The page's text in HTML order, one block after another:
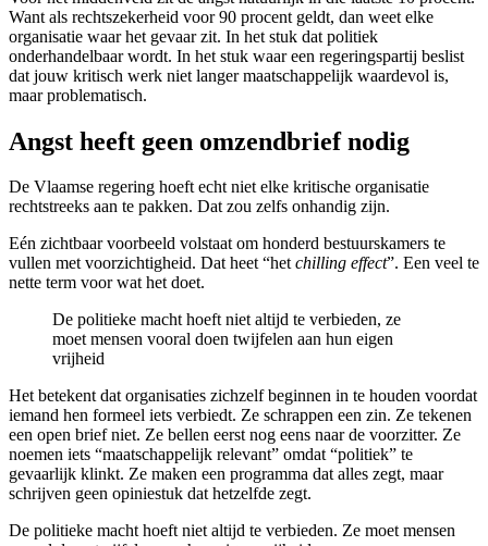
Want als rechtszekerheid voor 90 procent geldt, dan weet elke
organisatie waar het gevaar zit. In het stuk dat politiek
onderhandelbaar wordt. In het stuk waar een regeringspartij beslist
dat jouw kritisch werk niet langer maatschappelijk waardevol is,
maar problematisch.
Angst heeft geen omzendbrief nodig
De Vlaamse regering hoeft echt niet elke kritische organisatie
rechtstreeks aan te pakken. Dat zou zelfs onhandig zijn.
Eén zichtbaar voorbeeld volstaat om honderd bestuurskamers te
vullen met voorzichtigheid. Dat heet “hetchilling effect”. Een veel te
nette term voor wat het doet.
De politieke macht hoeft niet altijd te verbieden, ze
moet mensen vooral doen twijfelen aan hun eigen
vrijheid
Het betekent dat organisaties zichzelf beginnen in te houden voordat
iemand hen formeel iets verbiedt. Ze schrappen een zin. Ze tekenen
een open brief niet. Ze bellen eerst nog eens naar de voorzitter. Ze
noemen iets “maatschappelijk relevant” omdat “politiek” te
gevaarlijk klinkt. Ze maken een programma dat alles zegt, maar
schrijven geen opiniestuk dat hetzelfde zegt.
De politieke macht hoeft niet altijd te verbieden. Ze moet mensen